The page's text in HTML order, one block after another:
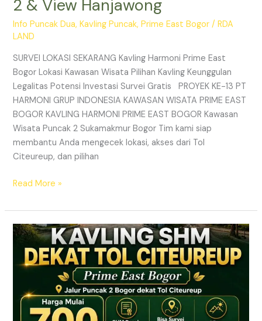
2 & View Hanjawong
Info Puncak Dua,Kavling Puncak,Prime East Bogor /RDA
LAND
SURVEI LOKASI SEKARANG Kavling Harmoni Prime East
Bogor Lokasi Kawasan Wisata Pilihan Kavling Keunggulan
Legalitas Potensi Investasi Survei Gratis PROYEK KE-13 PT
HARMONI GRUP INDONESIA KAWASAN WISATA PRIME EAST
BOGOR KAVLING HARMONI PRIME EAST BOGOR Kawasan
Wisata Puncak 2 Sukamakmur Bogor Tim kami siap
membantu Anda mengecek lokasi, akses dari Tol
Citeureup, dan pilihan
Read More »
KAVLING
HARMONI
PRIME
EAST